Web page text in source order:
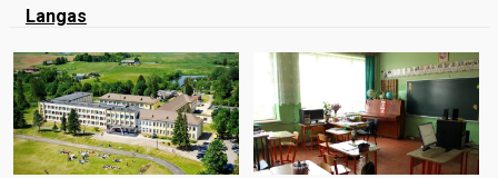
Langas